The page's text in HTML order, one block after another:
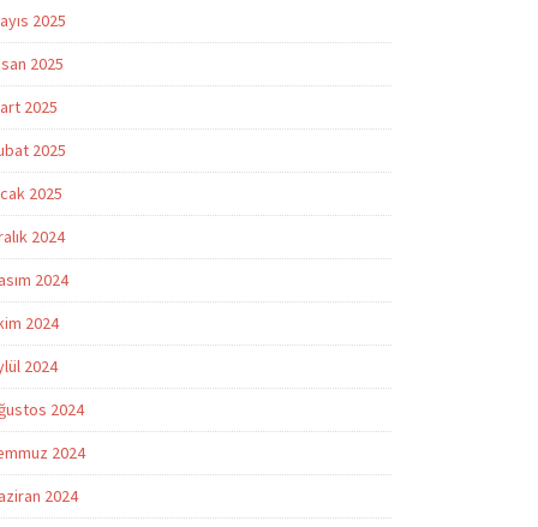
2025
2025
2025
2025
2025
2024
2024
2024
2024
2024
2024
2024